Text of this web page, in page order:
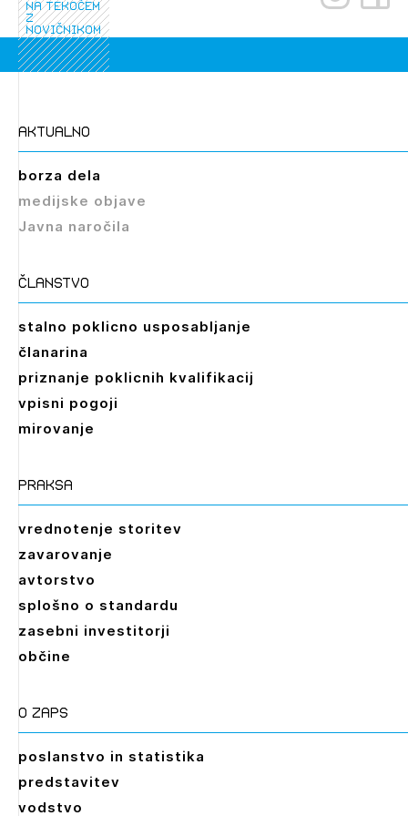
Izbrana vsebina je namenjena le ZAPS
dostopate, se je potrebno prijaviti.
PRIJAVITE SE
POZABLJENO GESLO
PRIJAVITE SE
na tekočem
z
novičnikom
aktualno
borza dela
medijske objave
Javna naročila
članstvo
stalno poklicno usposabljanje
članarina
priznanje poklicnih kvalifikacij
vpisni pogoji
mirovanje
praksa
vrednotenje storitev
zavarovanje
avtorstvo
splošno o standardu
zasebni investitorji
občine
O zaps
poslanstvo in statistika
predstavitev
vodstvo
Novičnik natečajev
Tedenski novičnik javnih naročil
Dnevne medijske objave
NAPREJ